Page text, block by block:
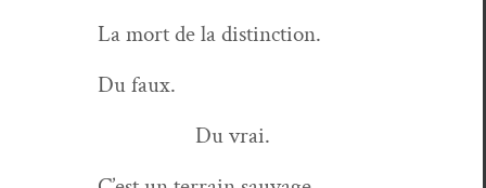
La mort de la distinction.
Du faux.
Du vrai.